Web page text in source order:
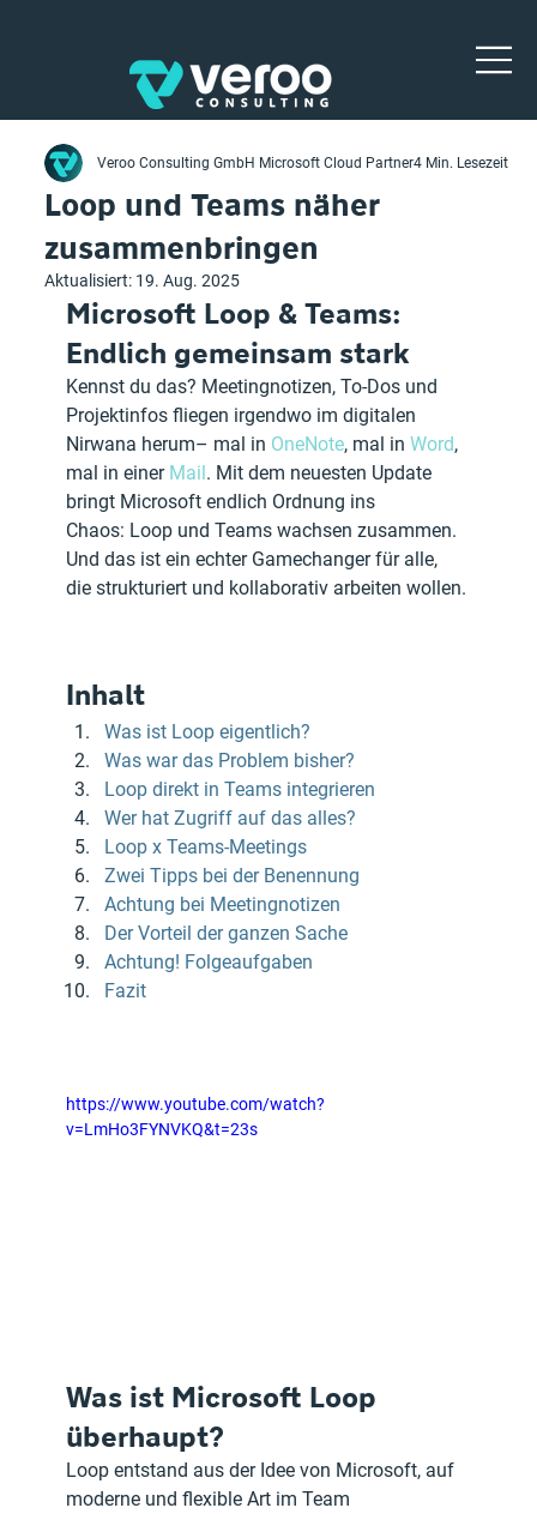
Loop und Teams näher
zusammenbringen
Veroo Consulting GmbH Microsoft Cloud Partner4 Min. Lesezeit
Aktualisiert: 19. Aug. 2025
Microsoft Loop & Teams:
Endlich gemeinsam stark
Kennst du das? Meetingnotizen, To-Dos und
Projektinfos fliegen irgendwo im digitalen
Nirwana herum– mal in OneNote, mal in Word,
mal in einer Mail. Mit dem neuesten Update
bringt Microsoft endlich Ordnung ins
Chaos: Loop und Teams wachsen zusammen.
Und das ist ein echter Gamechanger für alle,
die strukturiert und kollaborativ arbeiten wollen.
Inhalt
Was ist Loop eigentlich?
Was war das Problem bisher?
Loop direkt in Teams integrieren
Wer hat Zugriff auf das alles?
Loop x Teams-Meetings
Zwei Tipps bei der Benennung
Achtung bei Meetingnotizen
Der Vorteil der ganzen Sache
Achtung! Folgeaufgaben
Fazit
https://www.youtube.com/watch?
v=LmHo3FYNVKQ&t=23s
Was ist Microsoft Loop
überhaupt?
Loop entstand aus der Idee von Microsoft, auf
moderne und flexible Art im Team